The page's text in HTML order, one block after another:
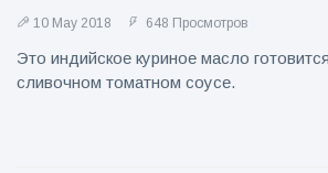
10 May 2018 648 Просмотров
Это индийское куриное масло
сливочном томатном соусе.